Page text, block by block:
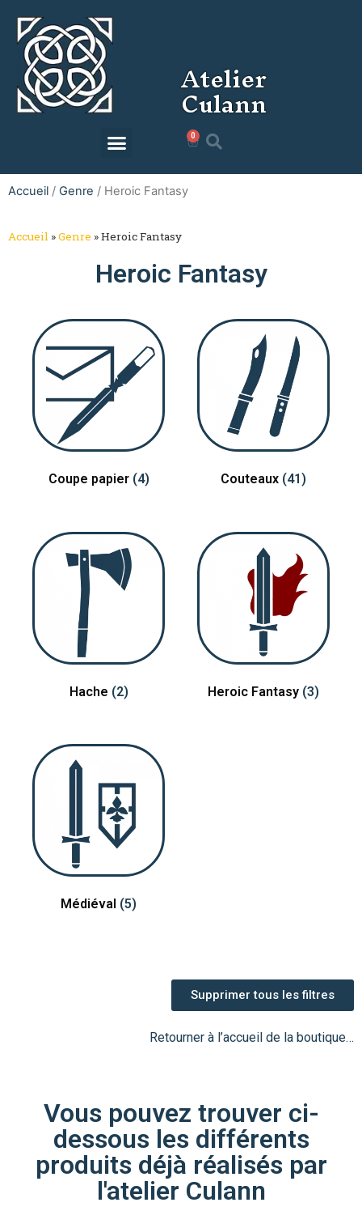
Atelier
Culann
0
Accueil / Genre / Heroic Fantasy
Accueil »Genre »Heroic Fantasy
Heroic Fantasy
Coupe papier (4) Couteaux (41)
Hache (2) Heroic Fantasy (3)
Médiéval (5)
Supprimer tous les filtres
Retourner à l’accueil de la boutique…
Vous pouvez trouver ci-
dessous les différents
produits déjà réalisés par
l'atelier Culann